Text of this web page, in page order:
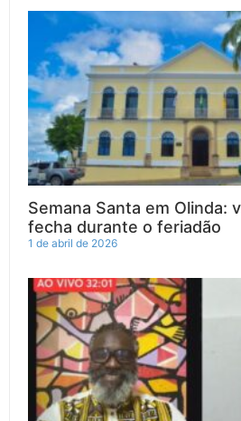
Semana Santa em Olinda:
fecha durante o feriadão
1 de abril de 2026